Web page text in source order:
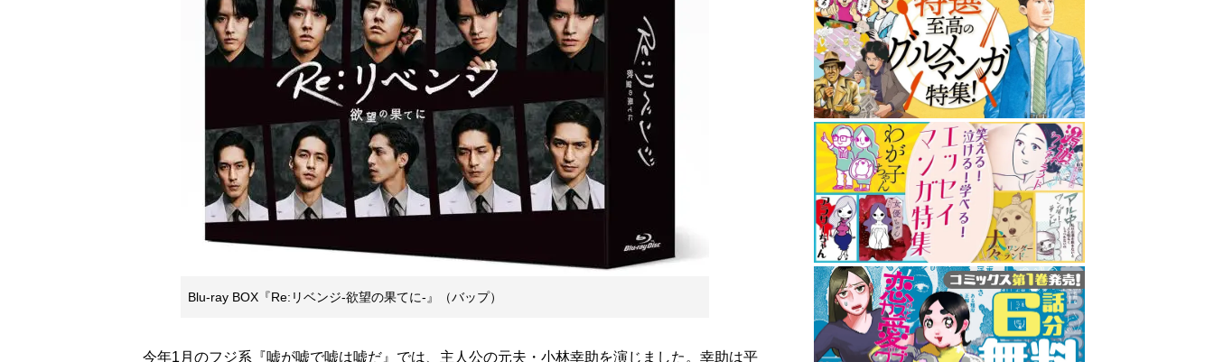
Blu-ray BOX『Re:リベンジ-欲望の果てに-』（バップ）
今年1月のフジ系『嘘が嘘で嘘は嘘だ』では、主人公の元夫・小林幸助を演じました。幸助は平